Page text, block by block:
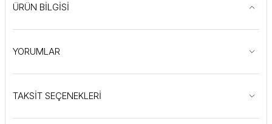
ÜRÜN BİLGİSİ
YORUMLAR
TAKSİT SEÇENEKLERİ